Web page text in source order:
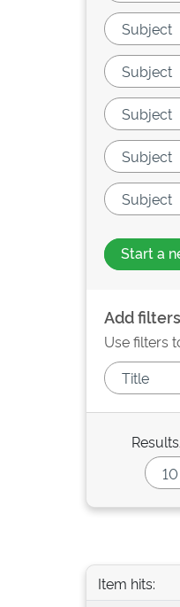
Start a
Add
Use filters
Item hits: